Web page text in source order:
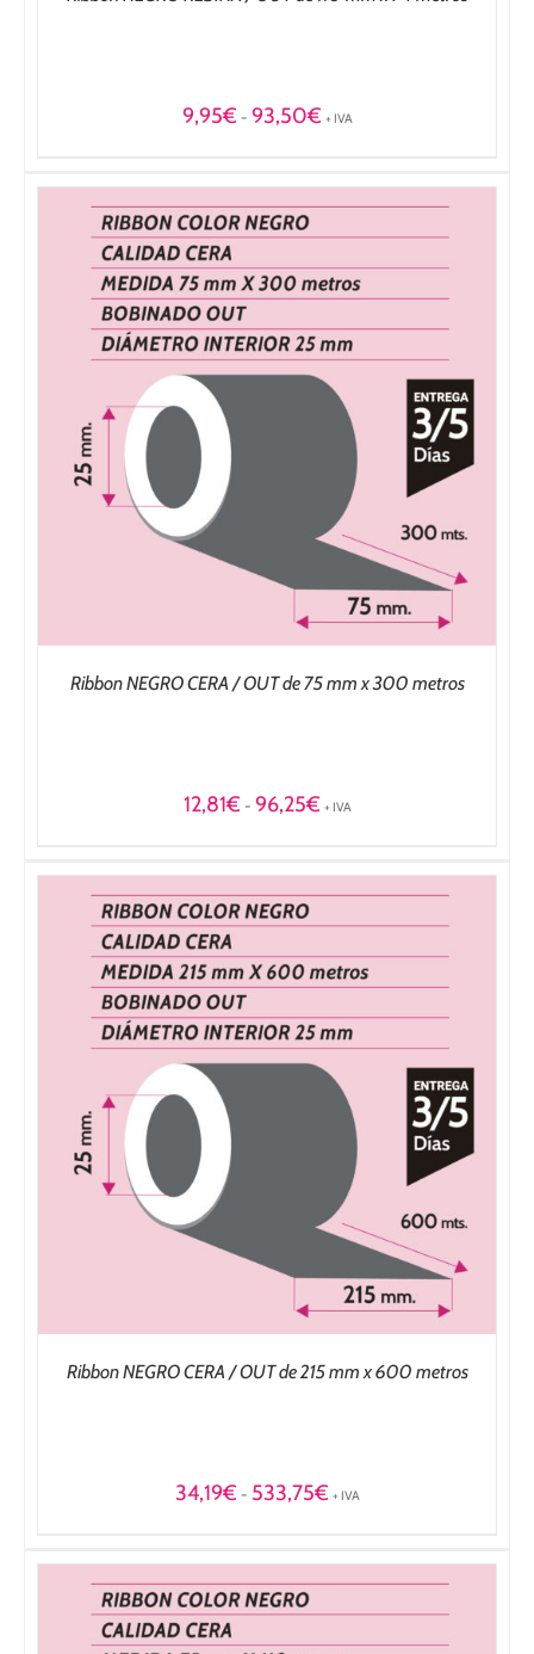
9,95€ - 93,50€Rango
+ IVA
Ribbon NEGRO CERA / OUT de 75 mm x 300 metros
12,81€ - 96,25€Rango
+ IVA
Ribbon NEGRO CERA / OUT de 215 mm x 600 metros
34,19€ - 533,75€Rango
+ IVA